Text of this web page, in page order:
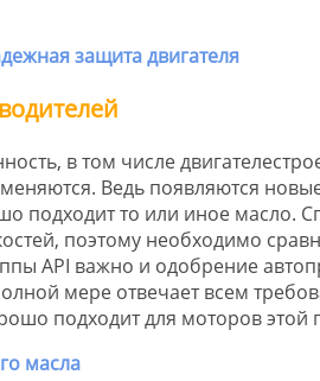
в том числе
Ведь появляются
подходит то или иное масло.
поэтому необходимо
API важно и одобрение
мере отвечает всем
подходит для моторов этой